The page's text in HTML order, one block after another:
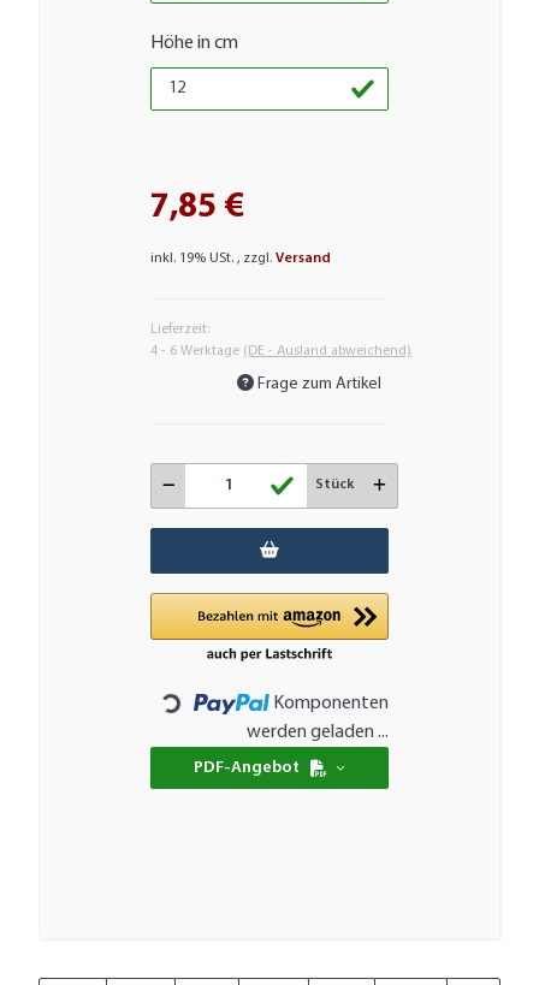
Höhe in cm
7,85 €
inkl. 19% USt. , zzgl.Versand
Lieferzeit:
4 - 6 Werktage (DE - Ausland abweichend)
Frage zum Artikel
Stück
Loading...
Komponenten
werden geladen ...
PDF-Angebot